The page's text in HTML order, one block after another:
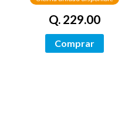
Q. 229.00
Comprar